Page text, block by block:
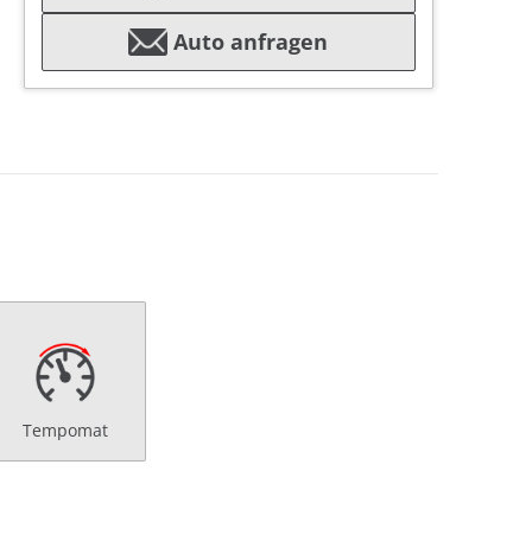
Auto anfragen
Tempomat